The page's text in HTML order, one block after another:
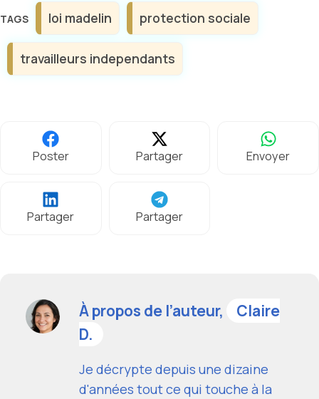
Étiquettes
loi madelin protection sociale
travailleurs independants
Poster Partager Envoyer
Partager Partager
À propos de l’auteur,
Claire
D.
Je décrypte depuis une dizaine
d'années tout ce qui touche à la